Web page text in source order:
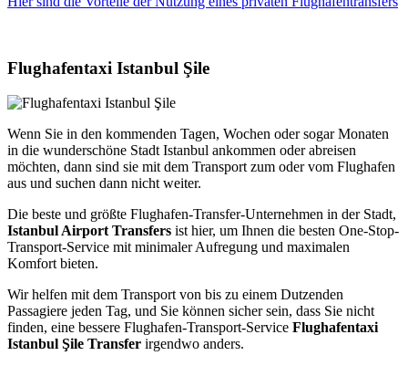
Flughafentaxi Istanbul Şile
Wenn Sie in den kommenden Tagen, Wochen oder sogar Monaten
in die wunderschöne Stadt Istanbul ankommen oder abreisen
möchten, dann sind sie mit dem Transport zum oder vom Flughafen
aus und suchen dann nicht weiter.
Die beste und größte Flughafen-Transfer-Unternehmen in der Stadt,
Istanbul Airport Transfers ist hier, um Ihnen die besten One-Stop-
Transport-Service mit minimaler Aufregung und maximalen
Komfort bieten.
Wir helfen mit dem Transport von bis zu einem Dutzenden
Passagiere jeden Tag, und Sie können sicher sein, dass Sie nicht
finden, eine bessere Flughafen-Transport-Service Flughafentaxi
Istanbul Şile Transfer irgendwo anders.